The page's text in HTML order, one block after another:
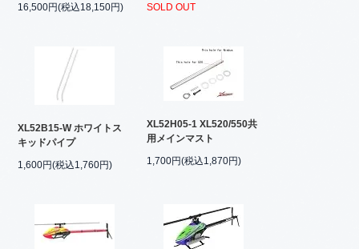
16,500円(税込18,150円)
SOLD OUT
XL52B15-W ホワイトス
キッドパイプ
1,600円(税込1,760円)
XL52H05-1 XL520/550共
用メインマスト
1,700円(税込1,870円)